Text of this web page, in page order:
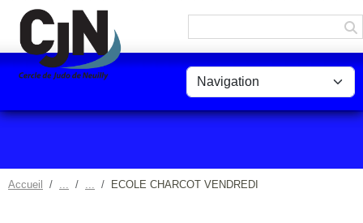
Accueil ECOLE CHARCOT VENDREDI
Panneau de gestion des cookies